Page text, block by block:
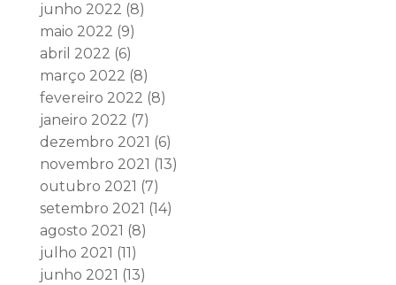
junho 2022 (8)
maio 2022 (9)
abril 2022 (6)
março 2022 (8)
fevereiro 2022 (8)
janeiro 2022 (7)
dezembro 2021 (6)
novembro 2021 (13)
outubro 2021 (7)
setembro 2021 (14)
agosto 2021 (8)
julho 2021 (11)
junho 2021 (13)